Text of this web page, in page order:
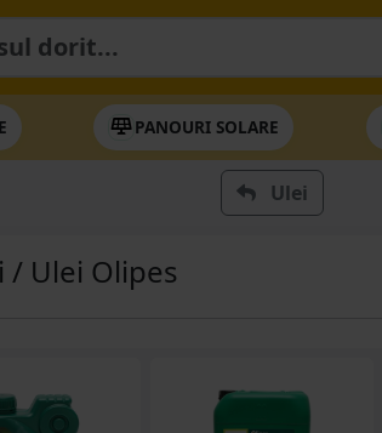
PANOURI SOLARE
Ulei
/ Ulei Olipes